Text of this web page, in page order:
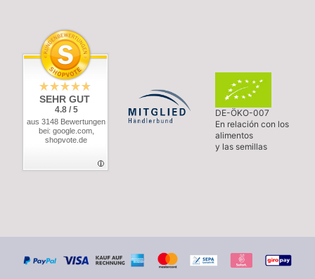
SEHR GUT
4.8 / 5
aus 3148 Bewertungen
bei: google.com,
shopvote.de
DE-ÖKO-007
En relación con los
alimentos
y las semillas